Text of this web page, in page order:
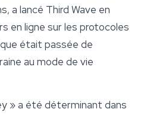
a lancé Third Wave en
en ligne sur les protocoles
était passée de
au mode de vie
» a été déterminant dans